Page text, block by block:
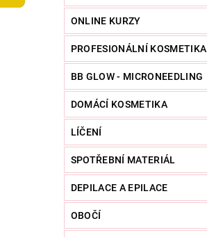
ONLINE KURZY
PROFESIONÁLNÍ KOSMETIKA
BB GLOW - MICRONEEDLING
DOMÁCÍ KOSMETIKA
LÍČENÍ
SPOTŘEBNÍ MATERIÁL
DEPILACE A EPILACE
OBOČÍ